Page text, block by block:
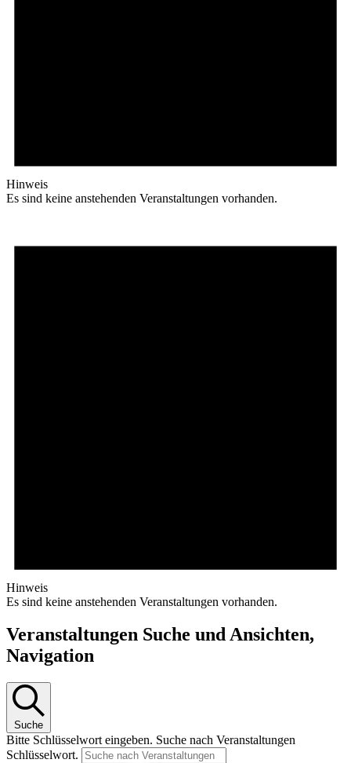
Hinweis
Es sind keine anstehenden Veranstaltungen vorhanden.
Hinweis
Es sind keine anstehenden Veranstaltungen vorhanden.
Veranstaltungen Suche und Ansichten,
Navigation
Suche
Bitte Schlüsselwort eingeben. Suche nach Veranstaltungen
Schlüsselwort.